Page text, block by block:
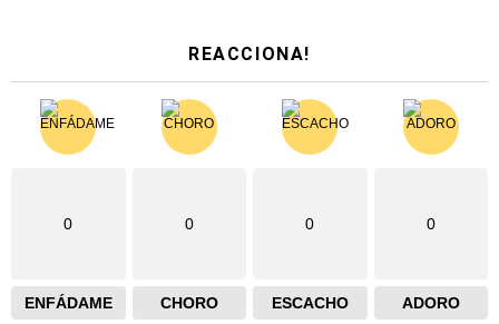
REACCIONA!
0
ENFÁDAME
0
CHORO
0
ESCACHO
0
ADORO